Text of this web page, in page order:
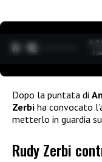
Dopo la puntata di
Zerbi ha convocato
metterlo in guardia
Rudy Zerbi